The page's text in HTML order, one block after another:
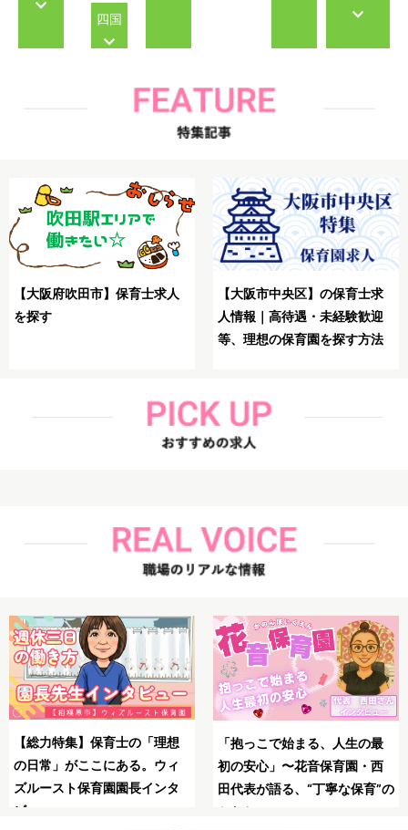
四国
【大阪市鶴見区】保育士が理
【大阪市生野区】保育士
想の求人を探す方法
西
”の
た保育士求人JOBS
る保育士求人JOBSで安
職！